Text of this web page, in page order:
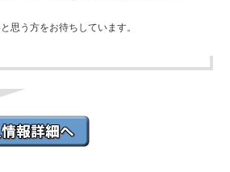
思う方をお待ちしています。